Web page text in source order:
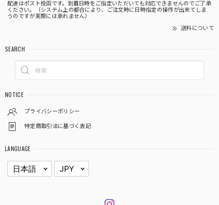
配達はポスト投函です。到着日時をご指定いただいても対応できませんのでご了承
ください。（システム上の都合により、ご注文時に日時指定の操作が出来てしま
うのですが実際には承れません）
送料について
SEARCH
NOTICE
プライバシーポリシー
特定商取引法に基づく表記
LANGUAGE